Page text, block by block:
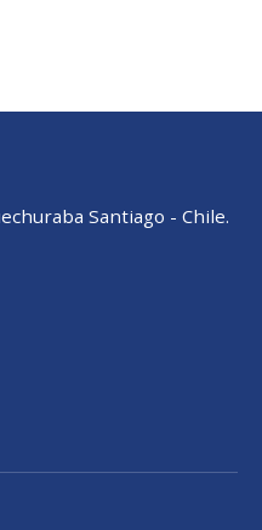
Santiago - Chile.